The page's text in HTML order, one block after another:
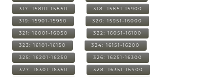
317: 15801-15850 318: 15851-15900
319: 15901-15950 320: 15951-16000
321: 16001-16050 322: 16051-16100
323: 16101-16150 324: 16151-16200
325: 16201-16250 326: 16251-16300
327: 16301-16350 328: 16351-16400